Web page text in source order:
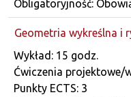
Obligatoryjność:
Geometria wykreślna i
Dane przedmiotu
Wykład: 15 godz.
Ćwiczenia projektowe/
Punkty ECTS: 3